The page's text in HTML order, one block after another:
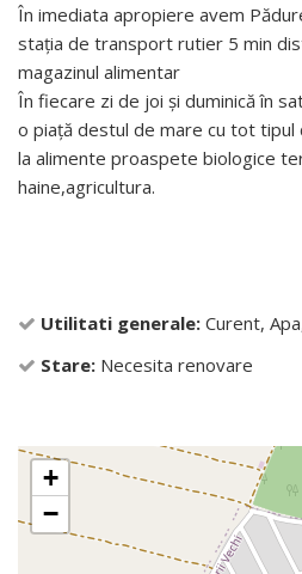
În imediata apropiere avem
stația de transport rutier 5 min
magazinul alimentar
În fiecare zi de joi și duminică în
o piață destul de mare cu tot tipul
la alimente proaspete biologice
haine,agricultura.
Utilitati generale: Curent,
Stare: Necesita renovare
+
−